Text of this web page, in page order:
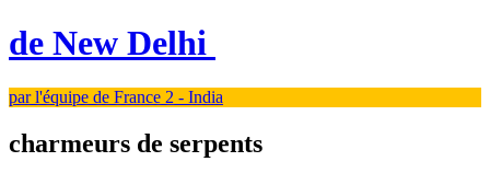
de New Delhi
par l'équipe de France 2 - India
charmeurs de serpents